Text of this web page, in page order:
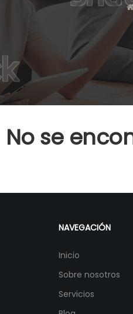
No se
NAVEGACIÓN
Inicio
Sobre nosotros
Servicios